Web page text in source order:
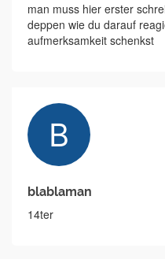
man muss hier erster
deppen wie du darauf
aufmerksamkeit schenkst
blablaman
14ter